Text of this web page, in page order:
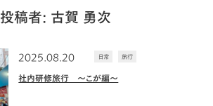
投稿者: 古賀 勇次
社内研修旅行 ～こが編～
日常 旅行
2025.08.20